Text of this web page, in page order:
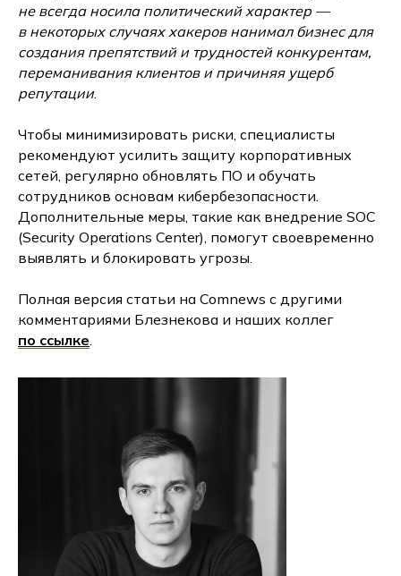
не всегда носила политический характер —
в некоторых случаях хакеров нанимал бизнес для
создания препятствий и трудностей конкурентам,
переманивания клиентов и причиняя ущерб
репутации.
Чтобы минимизировать риски, специалисты
рекомендуют усилить защиту корпоративных
сетей, регулярно обновлять ПО и обучать
сотрудников основам кибербезопасности.
Дополнительные меры, такие как внедрение SOC
(Security Operations Center), помогут своевременно
выявлять и блокировать угрозы.
Полная версия статьи на Comnews с другими
комментариями Блезнекова и наших коллег
по ссылке.